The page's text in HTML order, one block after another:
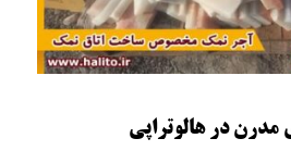
مدرن در هالوتراپی